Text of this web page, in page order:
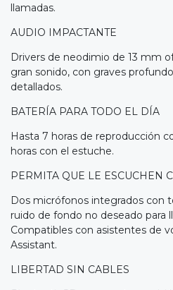
llamadas.
AUDIO IMPACTANTE
Drivers de neodimio de 13 mm
gran sonido, con graves
detallados.
BATERÍA PARA TODO EL DÍA
Hasta 7 horas de reproducción
horas con el estuche.
PERMITA QUE LE ESCUCHEN
Dos micrófonos integrados con
ruido de fondo no deseado para
Compatibles con asistentes de
Assistant.
LIBERTAD SIN CABLES